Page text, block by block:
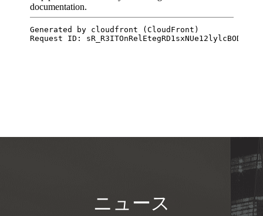
ニュース